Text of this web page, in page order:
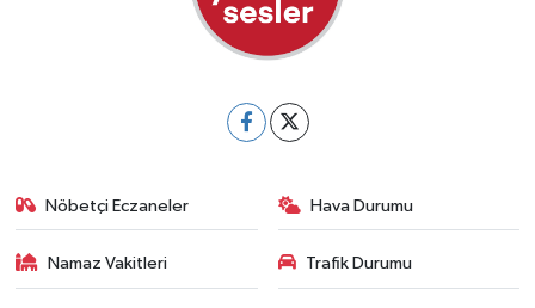
Nöbetçi Eczaneler Hava Durumu
Namaz Vakitleri Trafik Durumu